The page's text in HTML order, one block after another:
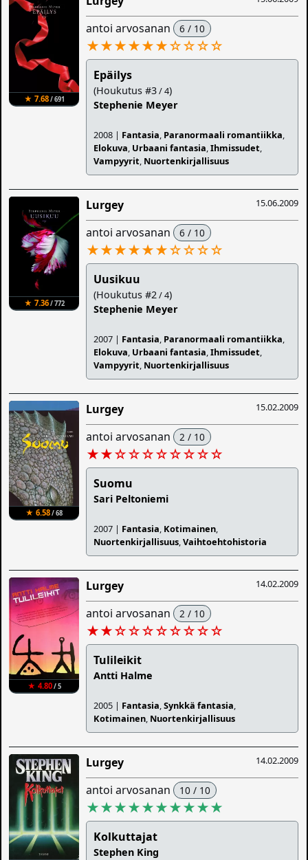
★ 7.68/ 691
antoi arvosanan 6 / 10
★★★★★★☆☆☆☆
Epäilys
(Houkutus #3/ 4)
Stephenie Meyer
2008 | Fantasia, Paranormaali romantiikka,
Elokuva, Urbaani fantasia,Ihmissudet,
Vampyyrit, Nuortenkirjallisuus
★ 7.36/ 772
15.06.2009
Lurgey
antoi arvosanan 6 / 10
★★★★★★☆☆☆☆
Uusikuu
(Houkutus #2/ 4)
Stephenie Meyer
2007 | Fantasia, Paranormaali romantiikka,
Elokuva, Urbaani fantasia,Ihmissudet,
Vampyyrit, Nuortenkirjallisuus
★ 6.58/ 68
15.02.2009
Lurgey
antoi arvosanan 2 / 10
★★☆☆☆☆☆☆☆☆
Suomu
Sari Peltoniemi
2007 | Fantasia, Kotimainen,
Nuortenkirjallisuus,Vaihtoehtohistoria
★ 4.80/ 5
14.02.2009
Lurgey
antoi arvosanan 2 / 10
★★☆☆☆☆☆☆☆☆
Tulileikit
Antti Halme
2005 | Fantasia,Synkkä fantasia,
Kotimainen, Nuortenkirjallisuus
14.02.2009
Lurgey
antoi arvosanan 10 / 10
★★★★★★★★★★
Kolkuttajat
Stephen King